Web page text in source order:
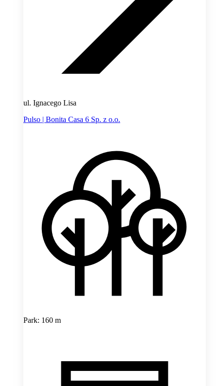
ul. Ignacego Lisa
Pulso | Bonita Casa 6 Sp. z o.o.
Park: 160 m